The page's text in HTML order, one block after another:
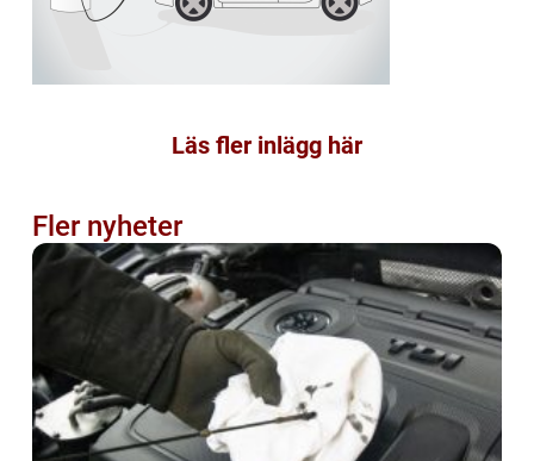
Läs fler inlägg här
Fler nyheter